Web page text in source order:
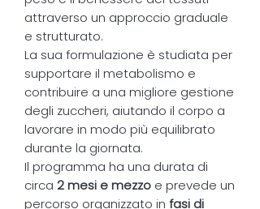
attraverso un approccio graduale
e strutturato.
La sua formulazione è studiata per
supportare il metabolismo e
contribuire a una migliore gestione
degli zuccheri, aiutando il corpo a
lavorare in modo più equilibrato
durante la giornata.
Il programma ha una durata di
circa 2 mesi e mezzo e prevede un
percorso organizzato in fasi di